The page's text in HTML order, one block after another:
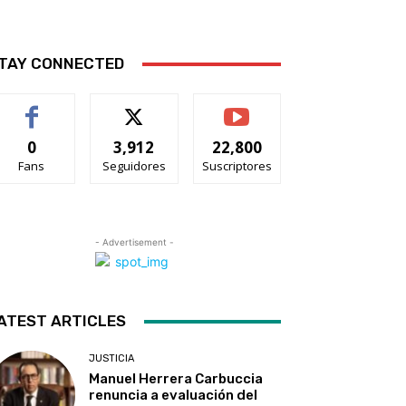
CONNECTED
0
Fans
3,912
Seguidores
22,800
Suscriptores
- Advertisement -
ARTICLES
JUSTICIA
Manuel Herrera Carbuccia
renuncia a evaluación del